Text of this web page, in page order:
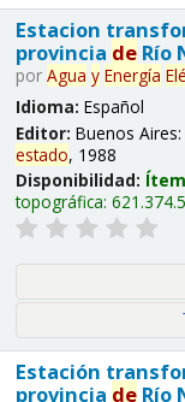
Estacion
provincia deRío
por Agua y Energía
Idioma: Español
Editor: Buenos Aires:
estado, 1988
Disponibilidad:
topográfica:
Estación
provincia deRío